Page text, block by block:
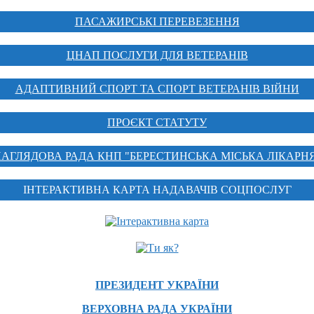
ПАСАЖИРСЬКІ ПЕРЕВЕЗЕННЯ
ЦНАП ПОСЛУГИ ДЛЯ ВЕТЕРАНІВ
АДАПТИВНИЙ СПОРТ ТА СПОРТ ВЕТЕРАНІВ ВІЙНИ
ПРОЄКТ СТАТУТУ
РАДА КНП "БЕРЕСТИНСЬКА МІСЬКА
ІНТЕРАКТИВНА КАРТА НАДАВАЧІВ СОЦПОСЛУГ
ПРЕЗИДЕНТ УКРАЇНИ
ВЕРХОВНА РАДА УКРАЇНИ